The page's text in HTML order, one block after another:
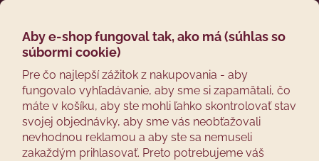
Aby e-shop fungoval tak, ako má (súhlas so
súbormi cookie)
Pre čo najlepší zážitok z nakupovania - aby
fungovalo vyhľadávanie, aby sme si zapamätali, čo
máte v košíku, aby ste mohli ľahko skontrolovať stav
svojej objednávky, aby sme vás neobťažovali
nevhodnou reklamou a aby ste sa nemuseli
zakaždým prihlasovať. Preto potrebujeme váš
Prejsť
obsah
košík
Kaiserove nerezové
udiarne
Späť
Č
o
p
o